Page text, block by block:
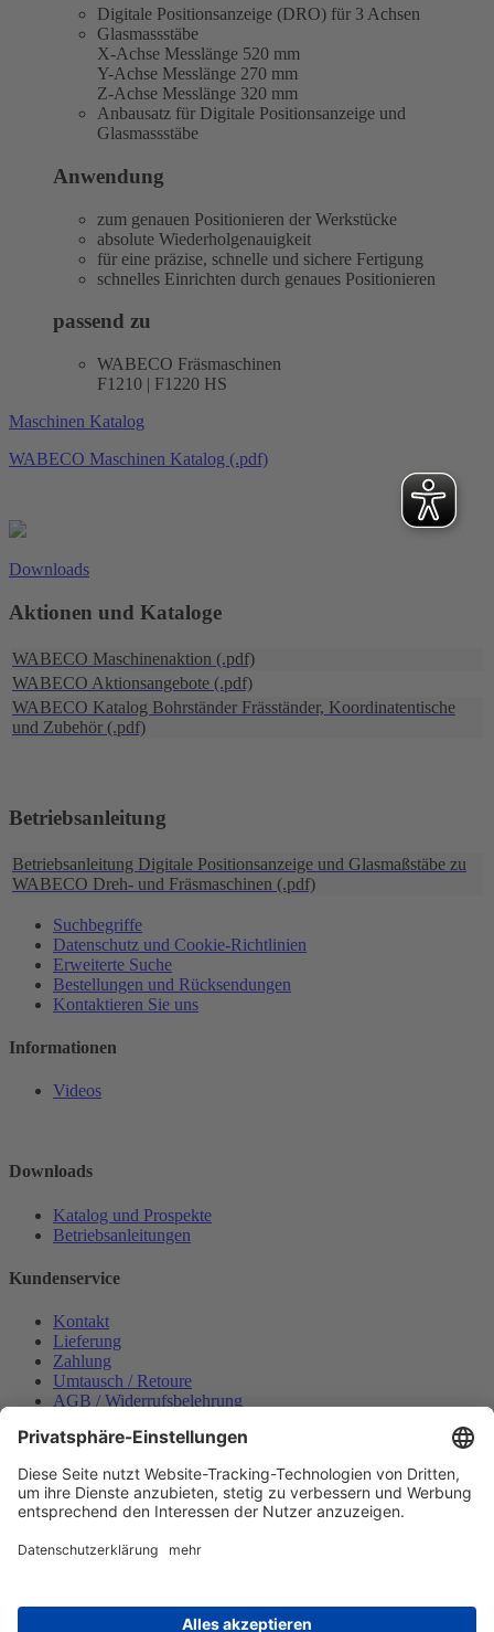
Digitale Positionsanzeige (DRO) für 3 Achsen
Glasmassstäbe
X-Achse Messlänge 520 mm
Y-Achse Messlänge 270 mm
Z-Achse Messlänge 320 mm
Anbausatz für Digitale Positionsanzeige und
Glasmassstäbe
Anwendung
zum genauen Positionieren der Werkstücke
absolute Wiederholgenauigkeit
für eine präzise, schnelle und sichere Fertigung
schnelles Einrichten durch genaues Positionieren
passend zu
WABECO Fräsmaschinen
F1210 | F1220 HS
Maschinen Katalog
WABECO Maschinen Katalog (.pdf)
Downloads
Aktionen und Kataloge
WABECO Maschinenaktion (.pdf)
WABECO Aktionsangebote (.pdf)
WABECO Katalog Bohrständer Fräsständer, Koordinatentische
und Zubehör (.pdf)
Betriebsanleitung
Betriebsanleitung Digitale Positionsanzeige und Glasmaßstäbe zu
WABECO Dreh- und Fräsmaschinen (.pdf)
Suchbegriffe
Datenschutz und Cookie-Richtlinien
Erweiterte Suche
Bestellungen und Rücksendungen
Kontaktieren Sie uns
Informationen
Videos
Downloads
Katalog und Prospekte
Betriebsanleitungen
Kundenservice
Kontakt
Lieferung
Zahlung
Umtausch / Retoure
AGB / Widerrufsbelehrung
Datenschutzerklärung
Bestellung widerrufen
Mein konto